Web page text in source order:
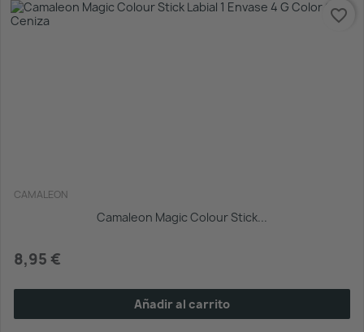
CAMALEON
Camaleon Magic Colour Stick...
8,95 €
Añadir al carrito
favorite_border